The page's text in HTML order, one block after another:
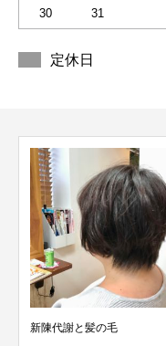
30 31
定休日
新陳代謝と髪の毛